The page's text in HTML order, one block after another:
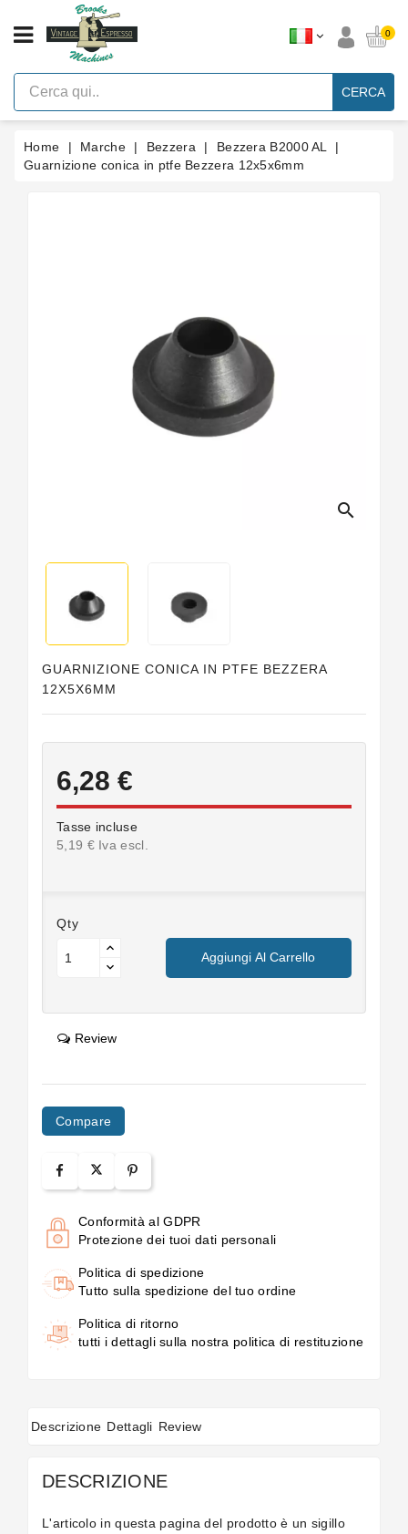
CATEGORIA
Macchine
Per
Caffè
Espresso
Leva
Vintage
0
CERCA
Home Marche Bezzera
Bezzera B2000 AL
Guarnizione conica in ptfe Bezzera 12x5x6mm
search
GUARNIZIONE CONICA IN PTFE BEZZERA
12X5X6MM
6,28 €
Tasse incluse
5,19 € Iva escl.
Qty
Aggiungi Al Carrello
Review
Compare
Conformità al GDPR
Protezione dei tuoi dati personali
Politica di spedizione
Tutto sulla spedizione del tuo ordine
Politica di ritorno
tutti i dettagli sulla nostra politica di restituzione
Descrizione Dettagli Review
DESCRIZIONE
L'articolo in questa pagina del prodotto è un sigillo